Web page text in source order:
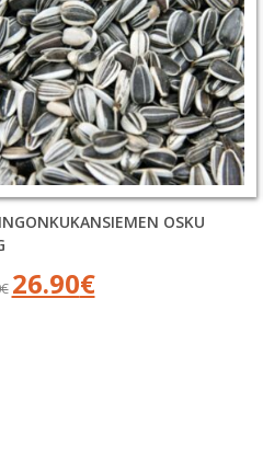
OSKU
€
Alkuperäinen
hinta
26.90€Nykyinen
hinta